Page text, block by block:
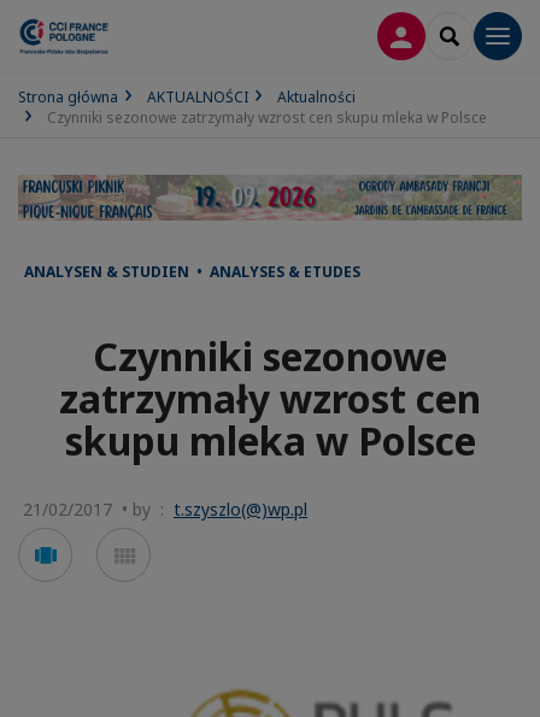
LOGOWANIE
SEARCH
Strona główna AKTUALNOŚCI
Aktualności
Czynniki sezonowe zatrzymały wzrost cen skupu mleka w Polsce
ANALYSEN & STUDIEN • ANALYSES & ETUDES
Czynniki sezonowe
zatrzymały wzrost cen
skupu mleka w Polsce
21/02/2017 • by : t.szyszlo(@)wp.pl
Voir
en
en